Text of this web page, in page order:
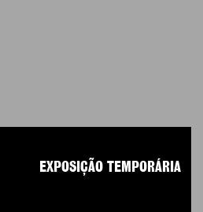
EXPOSIÇÃO TEMPORÁRIA